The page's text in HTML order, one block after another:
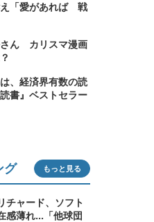
え「愛があれば 戦
さん カリスマ漫画
、経済界有数の読
書』ベストセラー
グ もっと見る
チャード、ソフト
感薄れ...「他球団